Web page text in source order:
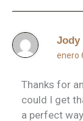
Jody
enero
Thanks for
could I get
a perfect